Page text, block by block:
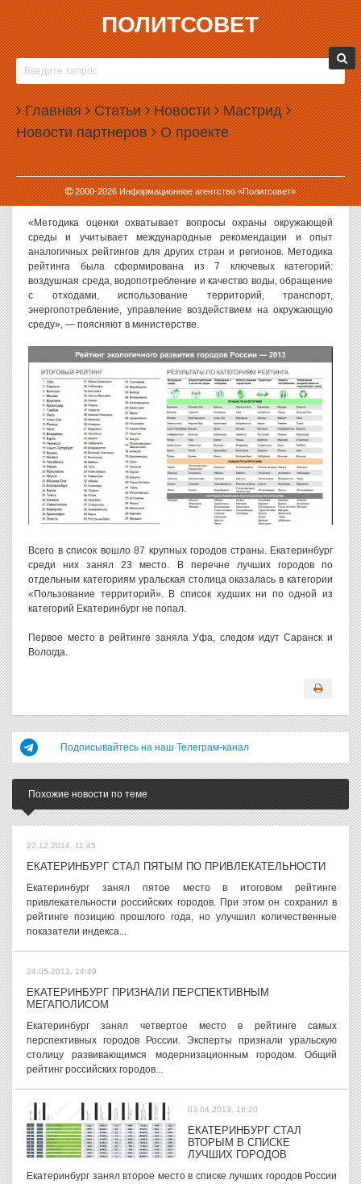
ПОЛИТСОВЕТ
Главная Статьи Новости Мастрид
Новости партнеров О проекте
2000-2026Информационное агентство «Политсовет»
15.10.2014, 09:21
ЕКАТЕРИНБУРГ ЗАНЯЛ 23 МЕСТО В
ЭКОЛОГИЧЕСКОМ РЕЙТИНГЕ ГОРОДОВ
Министерство природных ресурсов РФ составило экологический
рейтинг городов страны. Екатеринбург занял в нем 23 место и
стал одним из лучших в части использования территории.
Рейтинг городов за 2013 годопубликованна официальном сайте
Минприроды России.
«Методика оценки охватывает вопросы охраны окружающей
среды и учитывает международные рекомендации и опыт
аналогичных рейтингов для других стран и регионов. Методика
рейтинга была сформирована из 7 ключевых категорий:
воздушная среда, водопотребление и качество воды, обращение
с отходами, использование территорий, транспорт,
энергопотребление, управление воздействием на окружающую
среду», — поясняют в министерстве.
Всего в список вошло 87 крупных городов страны. Екатеринбург
среди них занял 23 место. В перечне лучших городов по
отдельным категориям уральская столица оказалась в категории
«Пользование территорий». В список худших ни по одной из
категорий Екатеринбург не попал.
Первое место в рейтинге заняла Уфа, следом идут Саранск и
Вологда.
Подписывайтесь на наш Телеграм-канал
Похожие новости по теме
22.12.2014, 11:45
ЕКАТЕРИНБУРГ СТАЛ ПЯТЫМ ПО ПРИВЛЕКАТЕЛЬНОСТИ
Екатеринбург занял пятое место в итоговом рейтинге
привлекательности российских городов. При этом он сохранил в
рейтинге позицию прошлого года, но улучшил количественные
показатели индекса...
24.05.2013, 14:49
ЕКАТЕРИНБУРГ ПРИЗНАЛИ ПЕРСПЕКТИВНЫМ
МЕГАПОЛИСОМ
Екатеринбург занял четвертое место в рейтинге самых
перспективных городов России. Эксперты признали уральскую
столицу развивающимся модернизационным городом. Общий
рейтинг российских городов...
03.04.2013, 16:20
ЕКАТЕРИНБУРГ СТАЛ
ВТОРЫМ В СПИСКЕ
ЛУЧШИХ ГОРОДОВ
Екатеринбург занял второе место в списке лучших городов России